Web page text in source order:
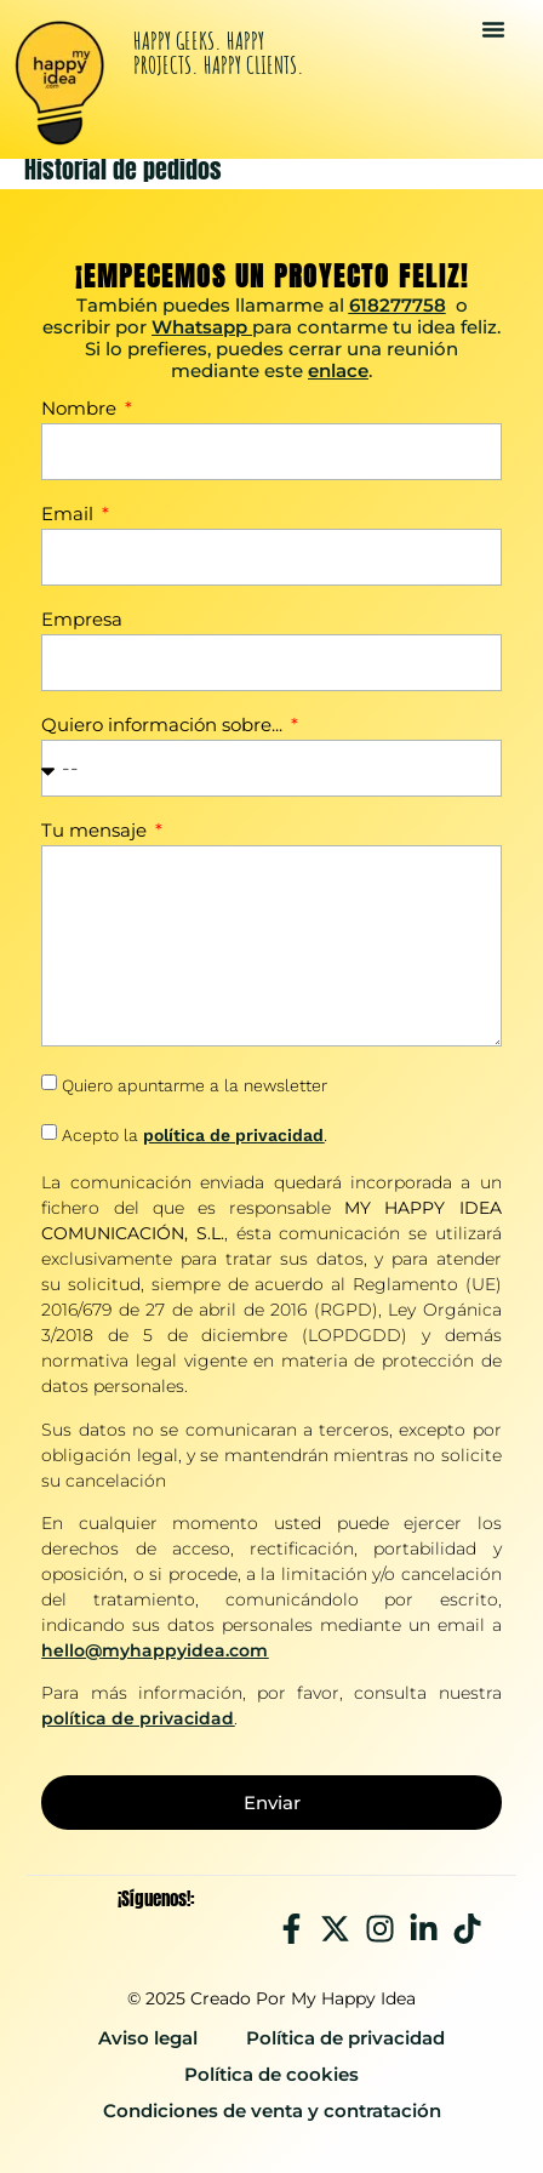
HAPPY GEEKS. HAPPY
PROJECTS. HAPPY CLIENTS.
Historial de pedidos
¡EMPECEMOS UN PROYECTO FELIZ!
También puedes llamarme al 618277758o
escribir por Whatsapp para contarme tu idea feliz.
Si lo prefieres, puedes cerrar una reunión
mediante este enlace.
Nombre
Email
Empresa
Quiero información sobre...
Tu mensaje
Quiero apuntarme a la newsletter
Acepto la política de privacidad.
La comunicación enviada quedará incorporada a un
fichero del que es responsable MY HAPPY IDEA
COMUNICACIÓN, S.L., ésta comunicación se utilizará
exclusivamente para tratar sus datos, y para atender
su solicitud, siempre de acuerdo al Reglamento (UE)
2016/679 de 27 de abril de 2016 (RGPD), Ley Orgánica
3/2018 de 5 de diciembre (LOPDGDD) y demás
normativa legal vigente en materia de protección de
datos personales.
Sus datos no se comunicaran a terceros, excepto por
obligación legal, y se mantendrán mientras no solicite
su cancelación
En cualquier momento usted puede ejercer los
derechos de acceso, rectificación, portabilidad y
oposición, o si procede, a la limitación y/o cancelación
del tratamiento, comunicándolo por escrito,
indicando sus datos personales mediante un email a
hello@myhappyidea.com
Para más información, por favor, consulta nuestra
política de privacidad.
Enviar
¡Síguenos!:
© 2025 Creado Por My Happy Idea
Aviso legal
Política de privacidad
Política de cookies
Condiciones de venta y contratación